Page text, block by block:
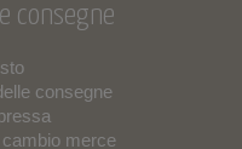
consegne
consegne
merce